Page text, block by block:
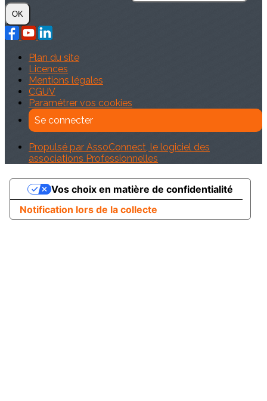
OK
Plan du site
Licences
Mentions légales
CGUV
Paramétrer vos cookies
Se connecter
Propulsé par AssoConnect, le logiciel des
associations Professionnelles
Notification lors de la collecte
Vos choix en matière de confidentialité